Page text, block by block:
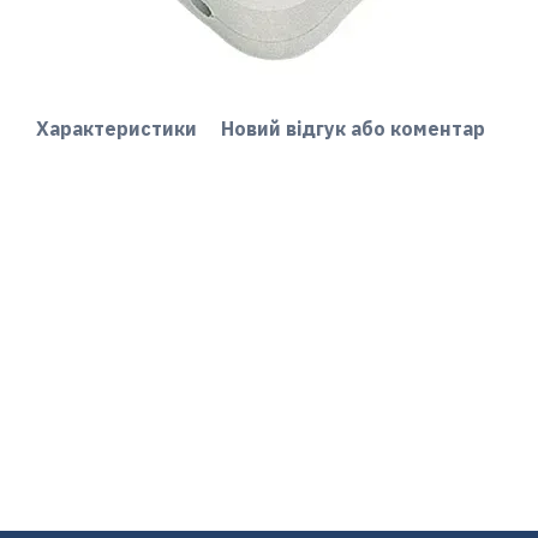
Характеристики Новий відгук або коментар